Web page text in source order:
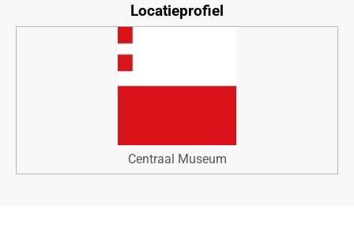
Locatieprofiel
Centraal Museum